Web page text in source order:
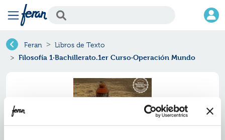
Feran Libros de Texto
Filosofía 1·Bachillerato.1er Curso·Operación Mundo